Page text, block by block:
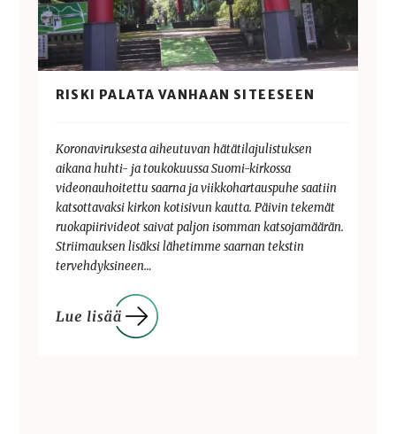
RISKI PALATA VANHAAN SITEESEEN
Koronaviruksesta aiheutuvan hätätilajulistuksen
aikana huhti- ja toukokuussa Suomi-kirkossa
videonauhoitettu saarna ja viikkohartauspuhe saatiin
katsottavaksi kirkon kotisivun kautta. Päivin tekemät
ruokapiirivideot saivat paljon isomman katsojamäärän.
Striimauksen lisäksi lähetimme saarnan tekstin
tervehdyksineen…